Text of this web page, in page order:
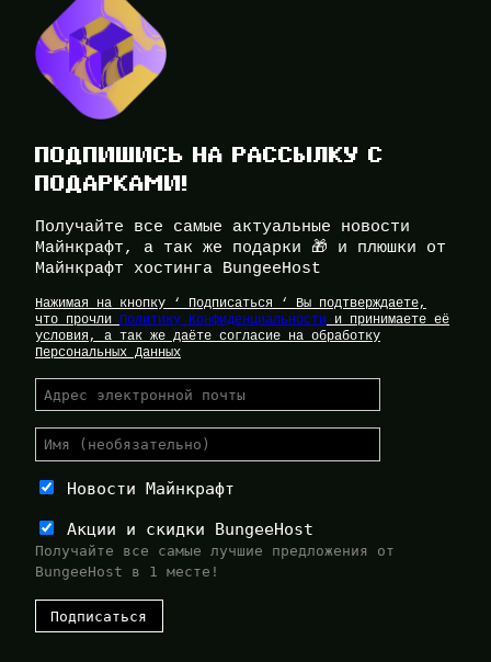
ПОДПИШИСЬ НА РАССЫЛКУ С
ПОДАРКАМИ!
Получайте все самые актуальные новости
Майнкрафт, а так же подарки 🎁 и плюшки от
Майнкрафт хостинга BungeeHost
Нажимая на кнопку ‘ Подписаться ‘ Вы подтверждаете,
что прочли Политику Конфиденциальности и принимаете её
условия, а так же даёте согласие на обработку
Персональных Данных
Новости Майнкрафт
Акции и скидки BungeeHost
Получайте все самые лучшие предложения от
BungeeHost в 1 месте!